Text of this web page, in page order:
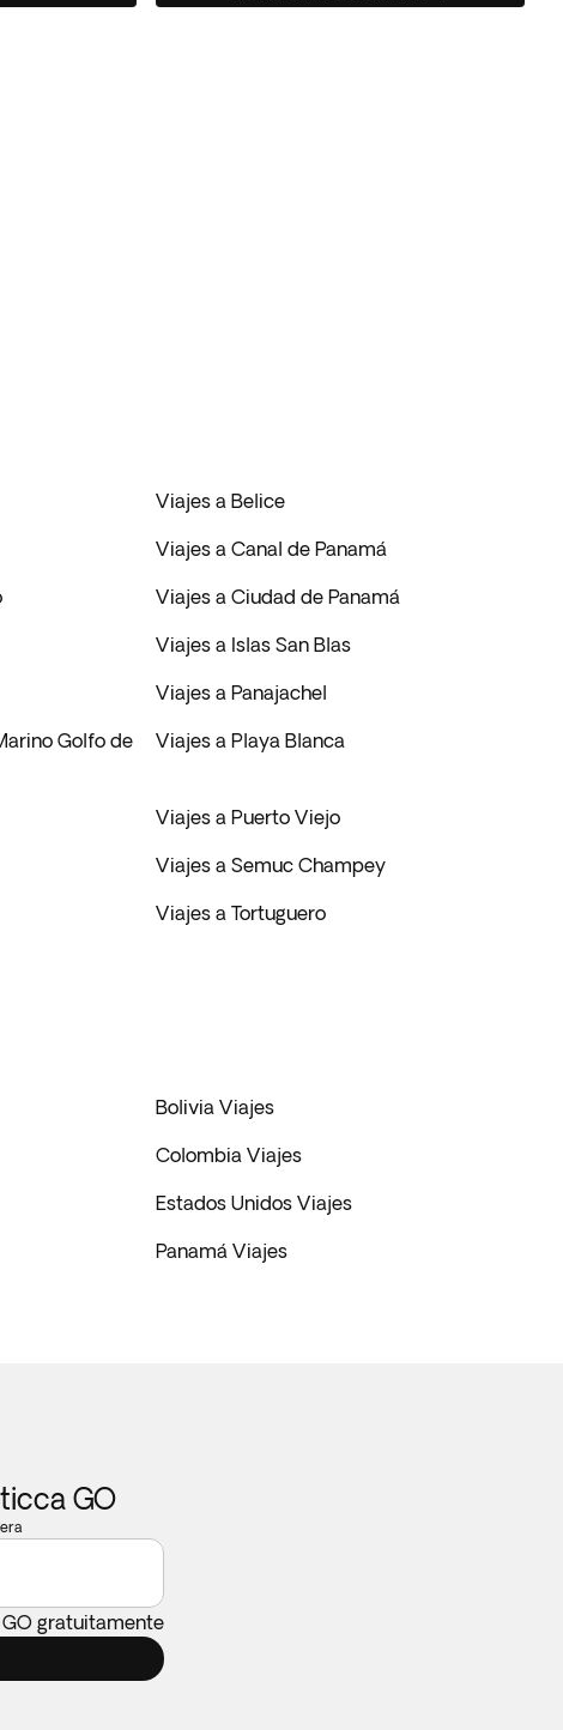
Viajes a Belice
Viajes a Canal de Panamá
Viajes a Ciudad de Panamá
Viajes a Islas San Blas
Viajes a Panajachel
Golfo de
Viajes a Playa Blanca
Viajes a Puerto Viejo
Viajes a Semuc Champey
Viajes a Tortuguero
Bolivia Viajes
Colombia Viajes
Estados Unidos Viajes
Panamá Viajes
GO
gratuitamente